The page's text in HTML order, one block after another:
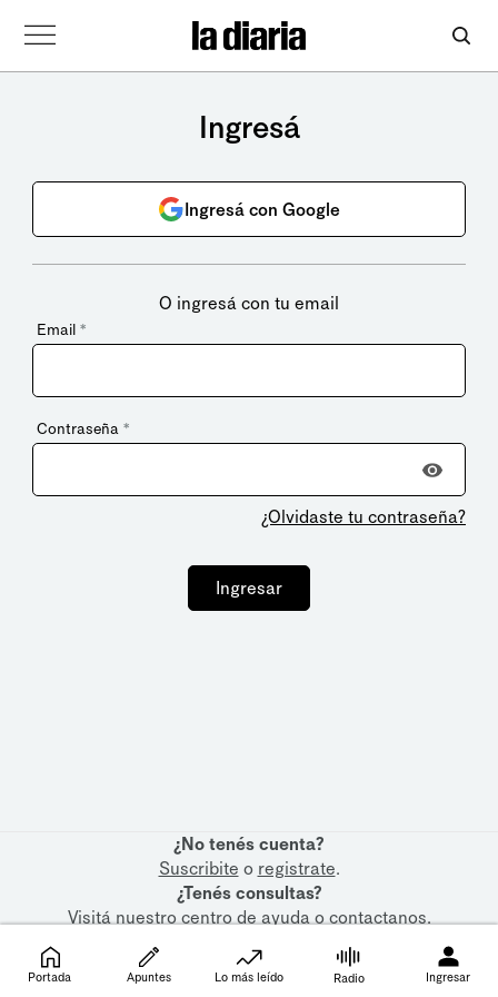
Ingresá
Ingresá con Google
O ingresá con tu email
Email *
Contraseña *
¿Olvidaste tu contraseña?
Ingresar
¿No tenés cuenta?
Suscribite o registrate.
¿Tenés consultas?
Visitá nuestrocentro de ayudaocontactanos.
Portada Apuntes Lo más leído Radio Ingresar